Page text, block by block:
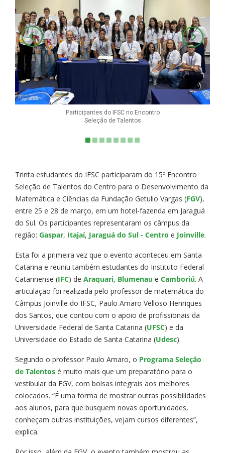
Participantes do IFSC no Encontro
Seleção de Talentos
Trinta estudantes do IFSC participaram do 15º Encontro
Seleção de Talentos do Centro para o Desenvolvimento da
Matemática e Ciências da Fundação Getulio Vargas (FGV),
entre 25 e 28 de março, em um hotel-fazenda em Jaraguá
do Sul. Os participantes representaram os câmpus da
região: Gaspar, Itajaí, Jaraguá do Sul - Centro e Joinville.
Esta foi a primeira vez que o evento aconteceu em Santa
Catarina e reuniu também estudantes do Instituto Federal
Catarinense (IFC) de Araquari, Blumenau e Camboriú. A
articulação foi realizada pelo professor de matemática do
Câmpus Joinville do IFSC, Paulo Amaro Velloso Henriques
dos Santos, que contou com o apoio de profissionais da
Universidade Federal de Santa Catarina (UFSC) e da
Universidade do Estado de Santa Catarina (Udesc).
Segundo o professor Paulo Amaro, o Programa Seleção
de Talentos é muito mais que um preparatório para o
vestibular da FGV, com bolsas integrais aos melhores
colocados. “É uma forma de mostrar outras possibilidades
aos alunos, para que busquem novas oportunidades,
conheçam outras instituições, vejam cursos diferentes”,
explica.